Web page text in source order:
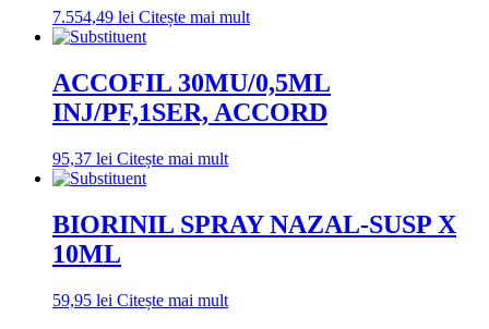
7.554,49 lei Citește mai mult
ACCOFIL 30MU/0,5ML
INJ/PF,1SER, ACCORD
95,37 lei Citește mai mult
BIORINIL SPRAY NAZAL-SUSP X
10ML
59,95 lei Citește mai mult